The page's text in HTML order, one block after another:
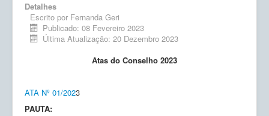
Contato
Ensino
Detalhes
Escrito por Fernanda Geri
Publicado: 08 Fevereiro 2023
Última Atualização: 20 Dezembro 2023
Atas do Conselho 2023
ATA Nº 01/2023
PAUTA: